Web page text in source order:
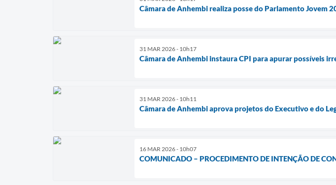
Câmara de Anhembi realiza posse do Parlamento Jovem
31 MAR 2026 - 10h17
Câmara de Anhembi instaura CPI para apurar possíveis
31 MAR 2026 - 10h11
Câmara de Anhembi aprova projetos do Executivo e do
16 MAR 2026 - 10h07
COMUNICADO – PROCEDIMENTO DE INTENÇÃO DE